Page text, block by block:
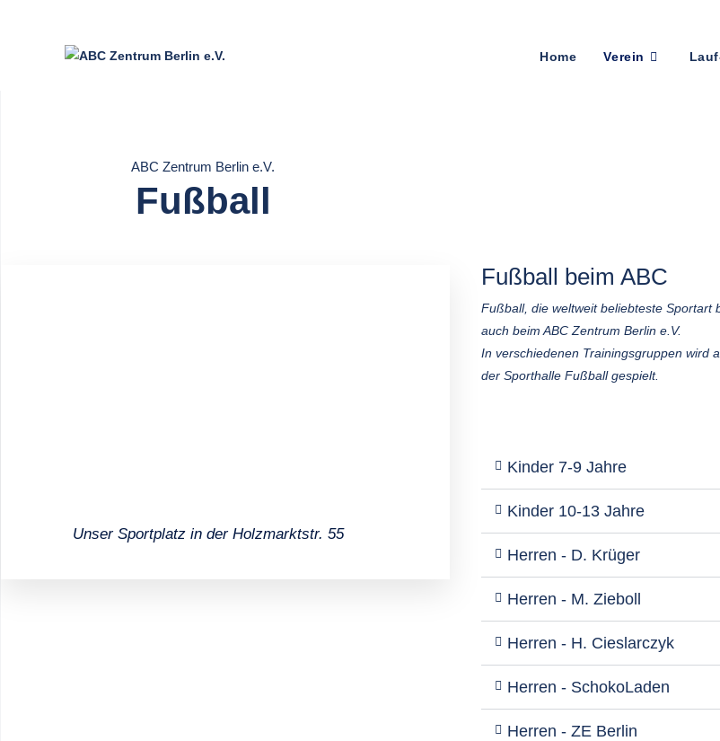
Home Verein
ABC Zentrum Berlin e.V.
Fußball
Unser Sportplatz in der Holzmarktstr. 55
Fußball beim ABC
Fußball, die weltweit beliebteste Sportart
auch beim ABC Zentrum Berlin e.V.
In verschiedenen Trainingsgruppen wird
der Sporthalle Fußball gespielt.
Kinder 7-9 Jahre
Kinder 10-13 Jahre
Herren - D. Krüger
Herren - M. Zieboll
Herren - H. Cieslarczyk
Herren - SchokoLaden
Herren - ZE Berlin